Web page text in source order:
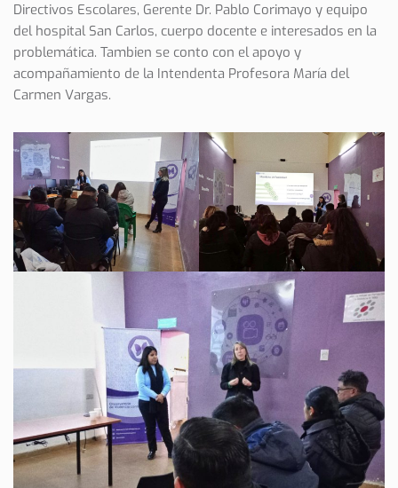
Directivos Escolares, Gerente Dr. Pablo Corimayo y equipo
del hospital San Carlos, cuerpo docente e interesados en la
problemática. Tambien se conto con el apoyo y
acompañamiento de la Intendenta Profesora María del
Carmen Vargas.